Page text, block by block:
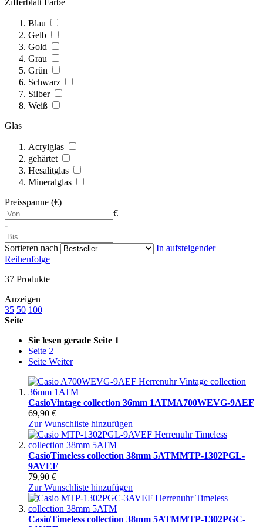
Blau
Gelb
Gold
Grau
Grün
Schwarz
Silber
Weiß
Glas
Acrylglas
gehärtet
Hesalitglas
Mineralglas
Preisspanne (€)
€
-
Sortieren nach
In aufsteigender
Reihenfolge
37 Produkte
Anzeigen
35 50 100
Seite
Sie lesen gerade Seite 1
Seite 2
Seite Weiter
CasioVintage collection 36mm 1ATMA700WEVG-9AEF
69,90 €
Zur Wunschliste hinzufügen
CasioTimeless collection 38mm 5ATMMTP-1302PGL-
9AVEF
79,90 €
Zur Wunschliste hinzufügen
CasioTimeless collection 38mm 5ATMMTP-1302PGC-